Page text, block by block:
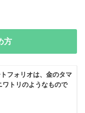
方
フォリオは、金のタマ
ワトリのようなもので